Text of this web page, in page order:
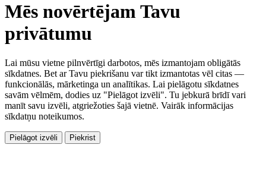
Mēs novērtējam Tavu
privātumu
Lai mūsu vietne pilnvērtīgi darbotos, mēs izmantojam obligātās
sīkdatnes. Bet ar Tavu piekrišanu var tikt izmantotas vēl citas —
funkcionālās, mārketinga un analītikas. Lai pielāgotu sīkdatnes
savām vēlmēm, dodies uz "Pielāgot izvēli". Tu jebkurā brīdī vari
manīt savu izvēli, atgriežoties šajā vietnē. Vairāk informācijas
sīkdatņu noteikumos.
Pielāgot izvēli Piekrist